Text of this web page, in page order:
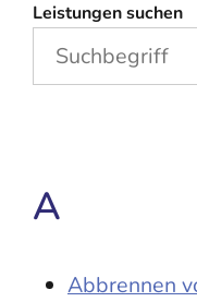
Leistungen suchen
A
Abbrennen